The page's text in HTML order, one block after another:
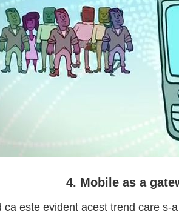
4. Mobile as a
ca este evident acest trend care s-